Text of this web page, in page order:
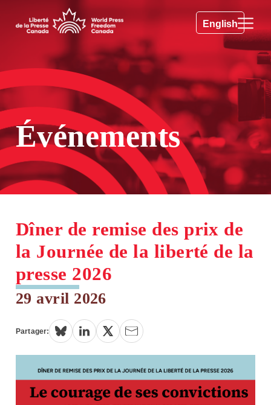
English
Événements
Dîner de remise des prix de
la Journée de la liberté de la
presse 2026
29 avril 2026
Partager: